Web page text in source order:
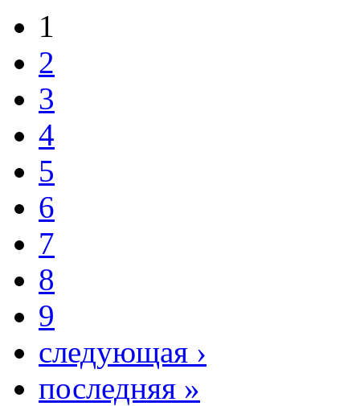
1
2
3
4
5
6
7
8
9
следующая ›
последняя »